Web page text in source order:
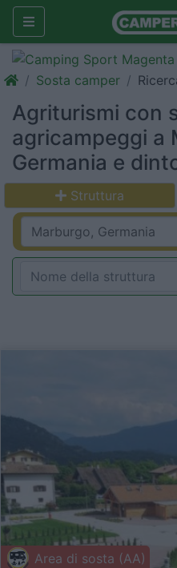
Sosta camper
Agriturismi con
agricampeggi a
Germania e
Struttura
Area di sosta (AA)